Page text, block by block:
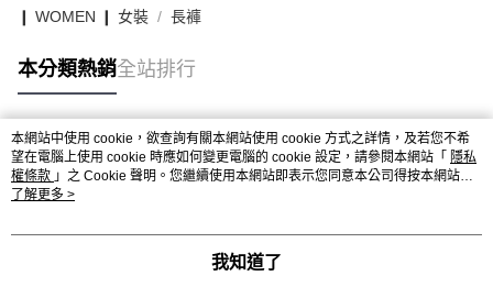
❙ WOMEN ❙ 女裝 長褲
本分類熱銷全站排行
熱門標籤
本網站中使用 cookie，欲查詢有關本網站使用 cookie 方式之詳情，及若您不希
望在電腦上使用 cookie 時應如何變更電腦的 cookie 設定，請參閱本網站「 隱私
權條款 」之 Cookie 聲明。您繼續使用本網站即表示您同意本公司得按本網站使
用條款之 Cookie 聲明使用 cookie。
了解更多 >
我知道了